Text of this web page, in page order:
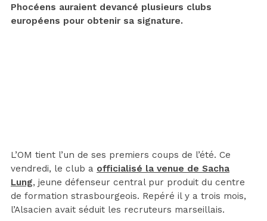
Phocéens auraient devancé plusieurs clubs
européens pour obtenir sa signature.
L’OM tient l’un de ses premiers coups de l’été. Ce
vendredi, le club a officialisé la venue de Sacha
Lung, jeune défenseur central pur produit du centre
de formation strasbourgeois. Repéré il y a trois mois,
l’Alsacien avait séduit les recruteurs marseillais.